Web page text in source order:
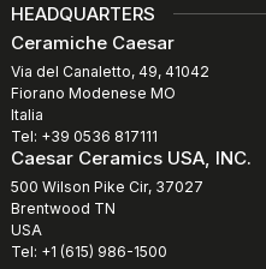
HEADQUARTERS
Ceramiche Caesar
Via del Canaletto, 49, 41042
Fiorano Modenese MO
Italia
Tel: +39 0536 817111
Caesar Ceramics USA, INC.
500 Wilson Pike Cir, 37027
Brentwood TN
USA
Tel: +1 (615) 986-1500